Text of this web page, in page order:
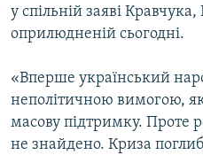
у спільній заяві
оприлюдненій сьогодні.
«Вперше український
неполітичною вимогою,
масову підтримку. Проте
не знайдено. Криза